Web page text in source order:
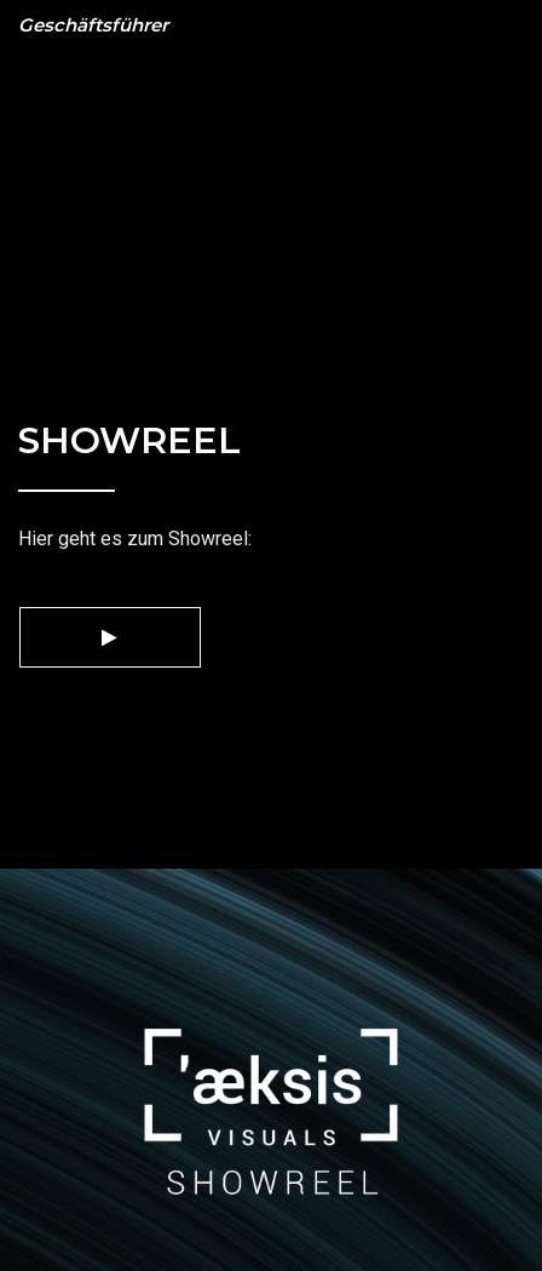
Geschäftsführer
SHOWREEL
Hier geht es zum Showreel: